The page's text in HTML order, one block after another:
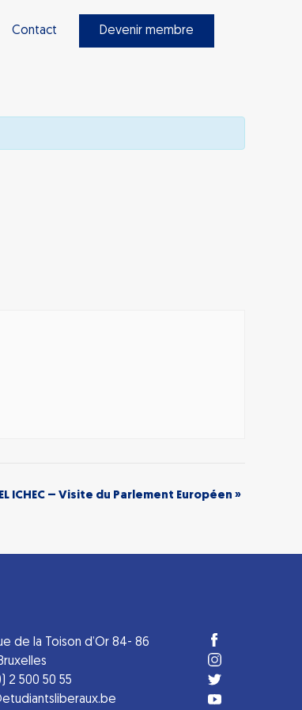
Contact Devenir membre
ICHEC – Visite du Parlement Européen »
de la Toison d’Or 84- 86
2 500 50 55